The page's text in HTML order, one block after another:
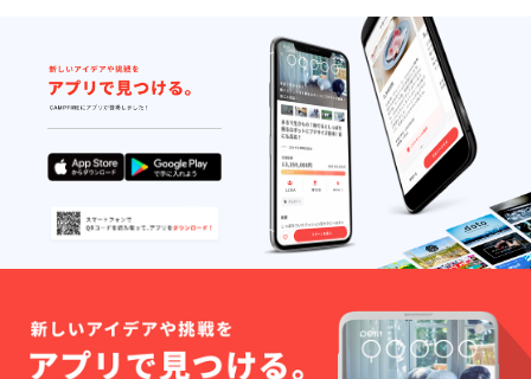
早めに
お召し
上がり
下さ
い）冷
凍した
場合も
なるべ
くお早
めにお
召し上
がりく
ださ
い。
７品
目】：
該当な
し
解凍し
てくだ
さい。
【消費
期
限】：
冷蔵の
場合は
発送日
含め４
日（期
限は目
安とな
りま
態をよ
くご確
認の
上、お
前々月
と異な
る部
位）２
００g
届いて
すぐに
お召し
上がり
になる
なら
「冷蔵
便」、
日にち
せず順
番に
ゆっく
り楽し
ンタ
マ）４
００g・
焼肉用
バラ肉
（カイ
ノミ・
ササバ
ラ・タ
テバ
ラ・
ショー
トリ
ブ・イ
ドの中
のどれ
か１種
類※前